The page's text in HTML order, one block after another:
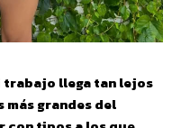
trabajo llega tan lejos
grandes del